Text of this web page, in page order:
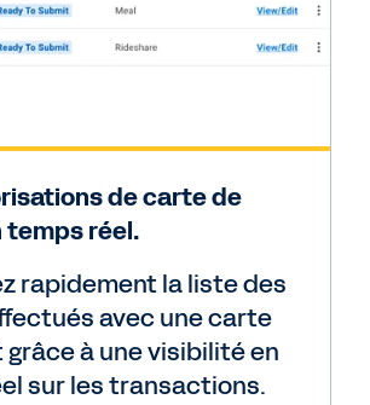
de carte de
réel.
rapidement la liste des
avec une carte
à une visibilité en
sur les transactions.